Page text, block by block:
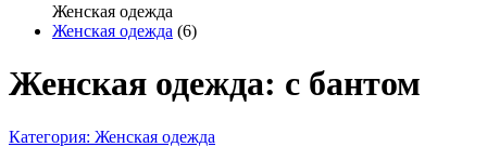
Женская одежда
Женская одежда (6)
Женская одежда: с бантом
Категория: Женская одежда